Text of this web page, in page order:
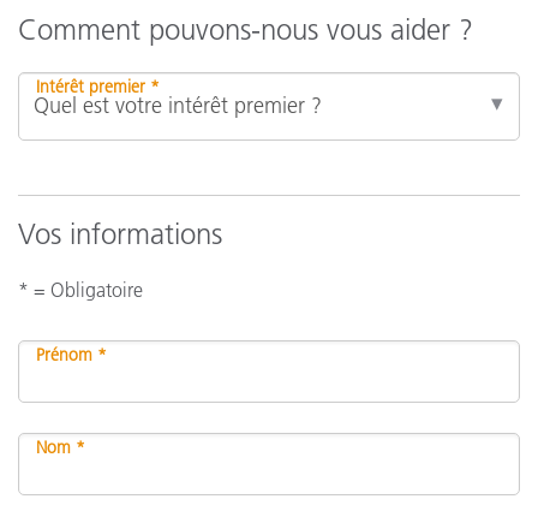
Comment pouvons-nous vous aider ?
Intérêt premier *
Vos informations
* = Obligatoire
Prénom *
Nom *